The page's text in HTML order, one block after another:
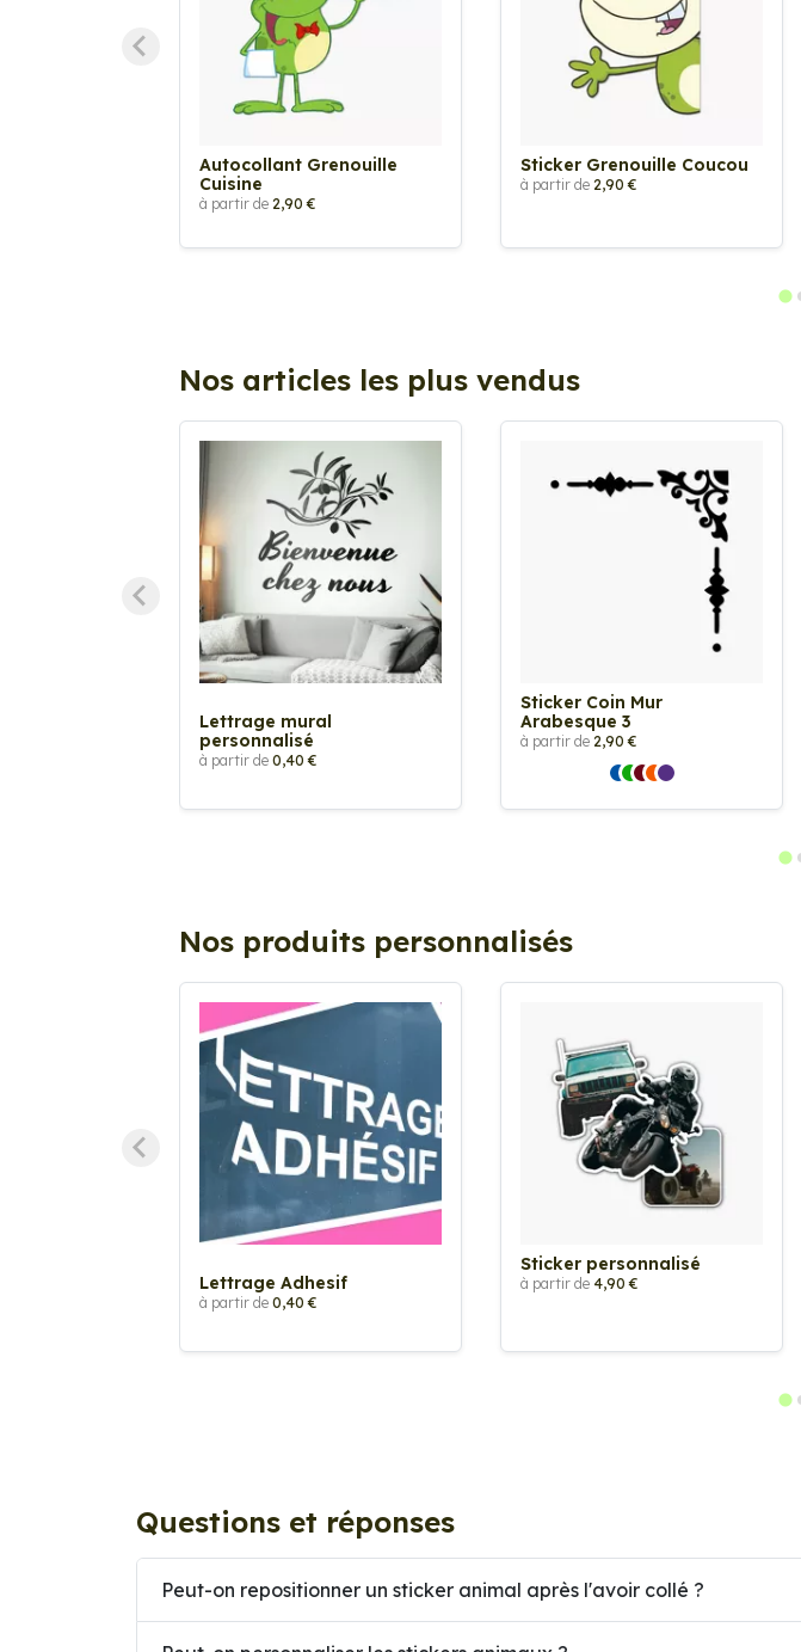
Autocollant Grenouille
Cuisine
à partir de 2,90 €
Sticker Grenouille Coucou
à partir de 2,90 €
Nos articles les plus vendus
Lettrage mural
personnalisé
à partir de 0,40 €
Sticker Coin Mur
Arabesque 3
à partir de 2,90 €
Nos produits personnalisés
Lettrage Adhesif
à partir de 0,40 €
Sticker personnalisé
à partir de 4,90 €
Questions et réponses
Peut-on repositionner un sticker animal après l'avoir collé ?